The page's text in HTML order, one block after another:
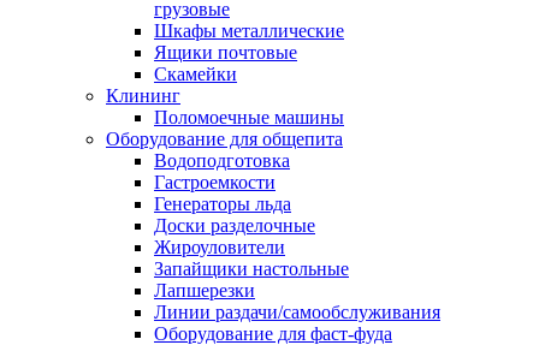
грузовые
Шкафы металлические
Ящики почтовые
Скамейки
Клининг
Поломоечные машины
Оборудование для общепита
Водоподготовка
Гастроемкости
Генераторы льда
Доски разделочные
Жироуловители
Запайщики настольные
Лапшерезки
Линии раздачи/самообслуживания
Оборудование для фаст-фуда